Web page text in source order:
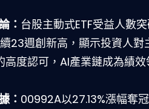
： 台股主動式ETF受益人數
23週創新高，顯示投資人對
高度認可，AI產業鏈成為績效
： 00992A以27.13%漲幅奪